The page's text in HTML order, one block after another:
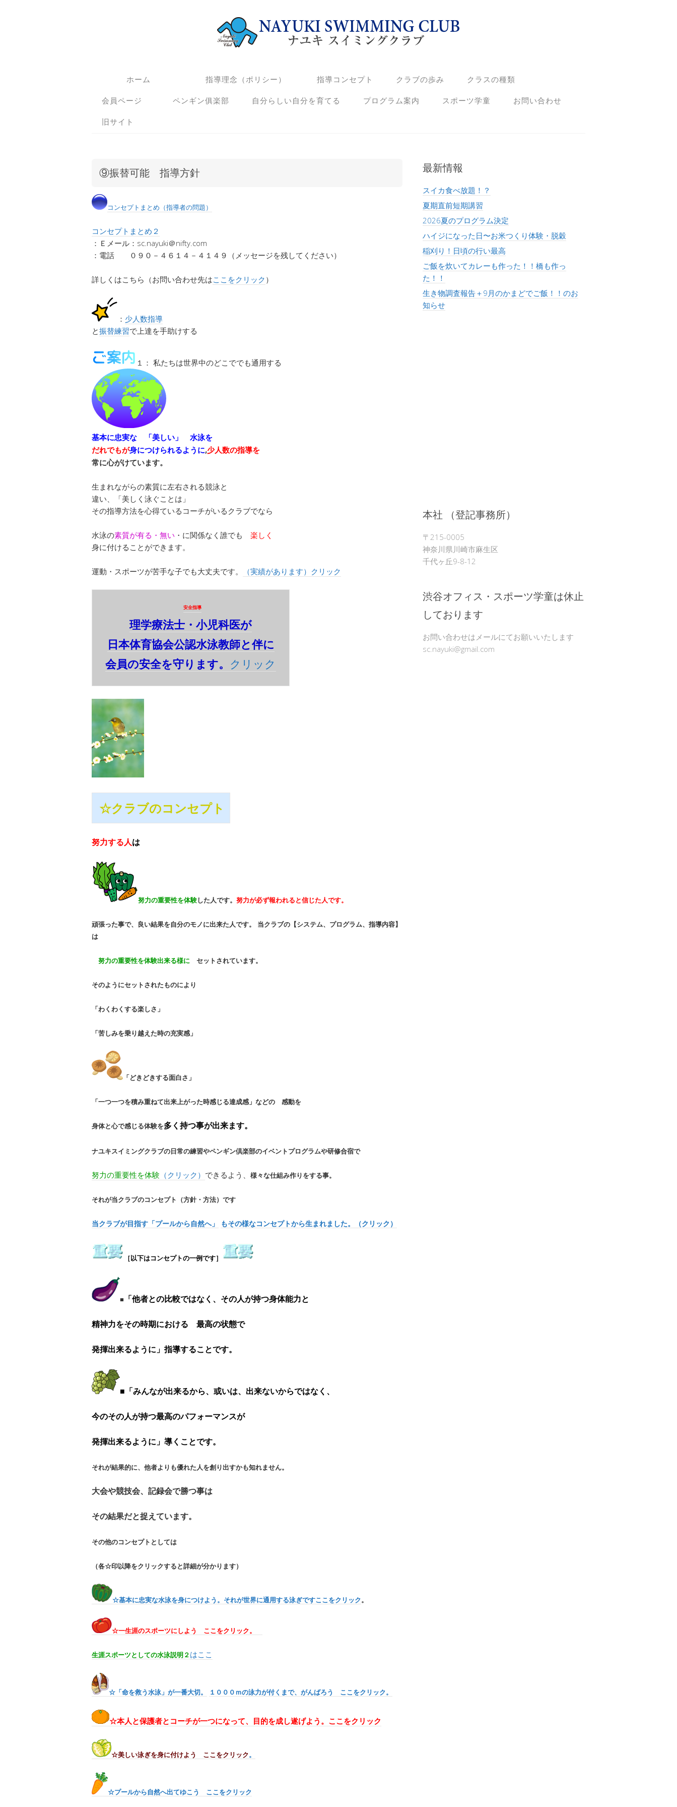
ホーム 指導理念（ポリシー） 指導コンセプト クラブの歩み クラスの種類
会員ページ ペンギン俱楽部 自分らしい自分を育てる プログラム案内 スポーツ学童 お問い合わせ
旧サイト
⑨振替可能 指導方針
コンセプトまとめ（指導者の問題）
コンセプトまとめ２
：Ｅメール：sc.nayuki＠nifty.com
：電話 ０９０－４６１４－４１４９（メッセージを残してください）
詳しくはこちら（お問い合わせ先はここをクリック ）
： 少人数指導
と振替練習で上達を手助けする
１： 私たちは世界中のどこででも通用する
基本に忠実な 「美しい」 水泳を
だれでもが身につけられるように,少人数の指導を
常に心がけています。
生まれながらの素質に左右される競泳と
違い、「美しく泳ぐことは」
その指導方法を心得ているコーチがいるクラブでなら
水泳の素質が有る・無い ・に関係なく誰でも 楽しく
身に付けることができます。
運動・スポーツが苦手な子でも大丈夫です。 （実績があります）クリック
安全指導
理学療法士・小児科医が
日本体育協会公認水泳教師と伴に
会員の安全を守ります。 クリック
☆クラブのコンセプト
努力する人は
努力の重要性を体験した人です。努力が必ず報われると信じた人です。
頑張った事で、良い結果を自分のモノに出来た人です。
当クラブの【システム、プログラム、指導内容】
は
努力の重要性を体験出来る様に セットされています。
そのようにセットされたものにより
「わくわくする楽しさ」
「苦しみを乗り越えた時の充実感」
「どきどきする面白さ」
「一つ一つを積み重ねて出来上がった時感じる達成感」などの 感動を
身体と心で感じる体験を多く持つ事が出来ます。
ナユキスイミングクラブの日常の練習やペンギン倶楽部のイベントプログラムや研修合宿で
努力の重要性を体験 （クリック） できるよう、 様々な仕組み作りをする事。
それが当クラブのコンセプト（方針・方法）です
当クラブが目指す「プールから自然へ」 もその様なコンセプトから生まれました。（クリック）
［以下はコンセプトの一例です］
■ 「他者との比較ではなく、その人が持つ身体能力と
精神力をその時期における 最高の状態で
発揮出来るように」指導することです。
■「みんなが出来るから、或いは、出来ないからではなく、
今のその人が持つ最高のパフォーマンスが
発揮出来るように」導くことです。
それが結果的に、他者よりも優れた人を創り出すかも知れません。
大会や競技会、記録会で勝つ事は
その結果だと捉えています。
その他のコンセプトとしては
（各☆印以降をクリックすると詳細が分かります）
☆基本に忠実な水泳を身につけよう。 それが世界に通用する泳ぎですここをクリック。
☆一生涯のスポーツにしよう ここをクリック。
生涯スポーツとしての水泳説明２ はここ
☆「命を救う水泳」が一番大切。 １０００ｍの泳力が付くまで、がんばろう ここをクリック。
☆本人と保護者とコーチが一つになって、目的を成し遂げよう。ここをクリック
☆美しい泳ぎを身に付けよう ここをクリック。
☆プールから自然へ出てゆこう ここをクリック
最新情報
スイカ食べ放題！？
夏期直前短期講習
2026夏のプログラム決定
ハイジになった日〜お米つくり体験・脱穀
稲刈り！日頃の行い最高
ご飯を炊いてカレーも作った！！橋も作っ
た！！
生き物調査報告＋9月のかまどでご飯！！のお
知らせ
本社 （登記事務所）
〒215-0005
神奈川県川崎市麻生区
千代ヶ丘9-8-12
渋谷オフィス・スポーツ学童は休止
しております
お問い合わせはメールにてお願いいたします
sc.nayuki@gmail.com